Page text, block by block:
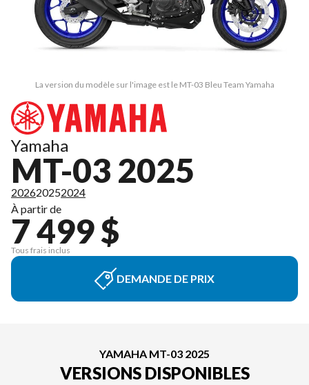
La version du modèle sur l'image est le MT-03 Bleu Team Yamaha
Yamaha
MT-03 2025
202620252024
À partir de
7 499 $
Tous frais inclus
DEMANDE DE PRIX
YAMAHA MT-03 2025
VERSIONS DISPONIBLES